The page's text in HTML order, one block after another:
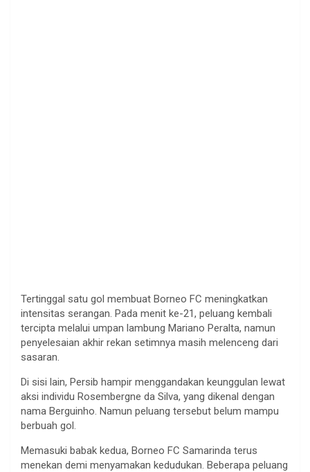
Tertinggal satu gol membuat Borneo FC meningkatkan
intensitas serangan. Pada menit ke-21, peluang kembali
tercipta melalui umpan lambung Mariano Peralta, namun
penyelesaian akhir rekan setimnya masih melenceng dari
sasaran.
Di sisi lain, Persib hampir menggandakan keunggulan lewat
aksi individu Rosembergne da Silva, yang dikenal dengan
nama Berguinho. Namun peluang tersebut belum mampu
berbuah gol.
Memasuki babak kedua, Borneo FC Samarinda terus
menekan demi menyamakan kedudukan. Beberapa peluang